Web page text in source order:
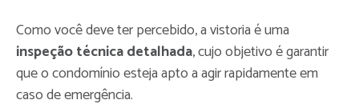
Como você deve ter percebido, a vistoria é uma
inspeção técnica detalhada, cujo objetivo é garantir
que o condomínio esteja apto a agir rapidamente em
caso de emergência.